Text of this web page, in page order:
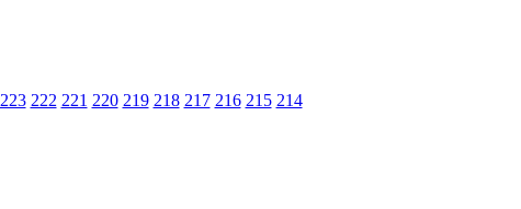
223 222 221 220 219 218 217 216 215 214